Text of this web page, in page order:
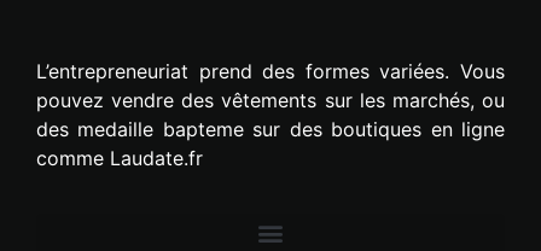
L’entrepreneuriat prend des formes variées. Vous
pouvez vendre des vêtements sur les marchés, ou
des medaille bapteme sur des boutiques en ligne
comme Laudate.fr